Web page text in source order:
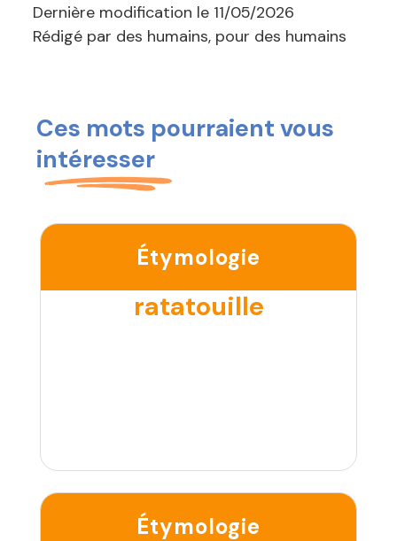
Dernière modification le 11/05/2026
Rédigé par des humains, pour des humains
Ces mots pourraient vous
intéresser
Étymologie
ratatouille
Étymologie